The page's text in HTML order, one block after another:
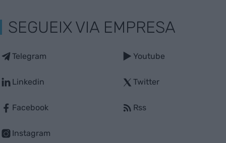
SEGUEIX VIA EMPRESA
Telegram
Linkedin
Facebook
Instagram
Youtube
Twitter
Rss